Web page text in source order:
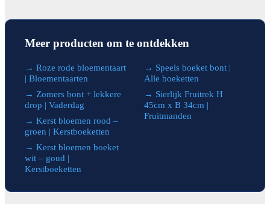
Meer producten om te ontdekken
→ Roze rode bloementaart
| Bloementaarten
→ Zomers bont + lekkere
drop | Vaderdag
→ Kerst bloemen rood –
groen | Kerstboeketten
→ Kerst bloemen boeket
wit – goud |
Kerstboeketten
→ Speels boeket bont |
Alle boeketten
→ Sierlijk Fruitrek H
45cm x B 34cm |
Fruitmanden